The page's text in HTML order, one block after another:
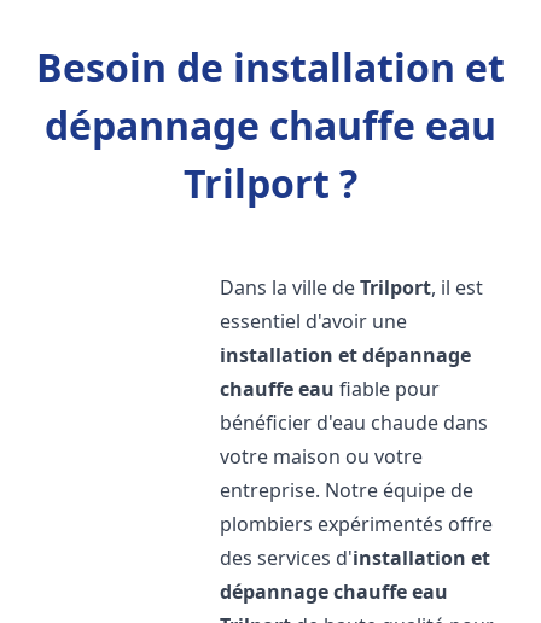
Besoin de installation et
dépannage chauffe eau
Trilport ?
Dans la ville deTrilport, il est
essentiel d'avoir une
installation et dépannage
chauffe eau fiable pour
bénéficier d'eau chaude dans
votre maison ou votre
entreprise. Notre équipe de
plombiers expérimentés offre
des services d'installation et
dépannage chauffe eau